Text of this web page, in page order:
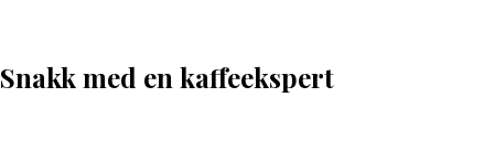
Snakk med en kaffeekspert